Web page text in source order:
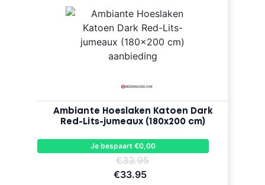
Ambiante Hoeslaken Katoen Dark
Red-Lits-jumeaux (180x200 cm)
Je bespaart €0,00
€33.95
€33.95